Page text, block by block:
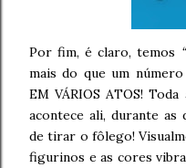
Por fim, é claro, temos
mais do que um
EM VÁRIOS ATOS!
acontece ali, durante as
de tirar o fôlego!
figurinos e as cores